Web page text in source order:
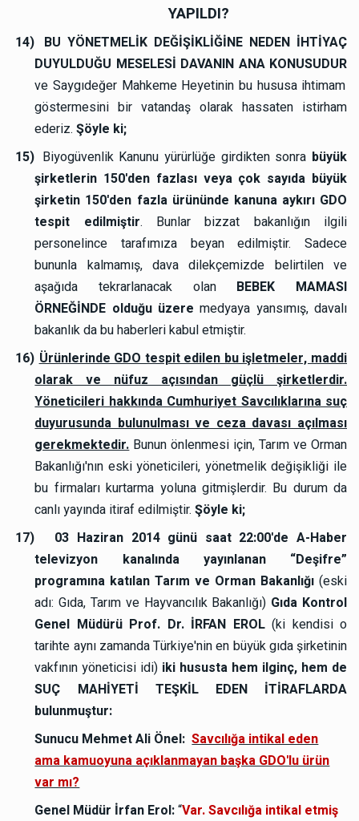
YAPILDI?
14) BU YÖNETMELİK DEĞİŞİKLİĞİNE NEDEN İHTİYAÇ
DUYULDUĞU MESELESİ DAVANIN ANA KONUSUDUR
ve Saygıdeğer Mahkeme Heyetinin bu hususa ihtimam
göstermesini bir vatandaş olarak hassaten istirham
ederiz.Şöyle ki;
15) Biyogüvenlik Kanunu yürürlüğe girdikten sonra büyük
şirketlerin 150'den fazlası veya çok sayıda büyük
şirketin 150'den fazla ürününde kanuna aykırı GDO
tespit edilmiştir. Bunlar bizzat bakanlığın ilgili
personelince tarafımıza beyan edilmiştir. Sadece
bununla kalmamış, dava dilekçemizde belirtilen ve
aşağıda tekrarlanacak olan BEBEK MAMASI
ÖRNEĞİNDE olduğu üzere medyaya yansımış, davalı
bakanlık da bu haberleri kabul etmiştir.
16) Ürünlerinde GDO tespit edilen bu işletmeler, maddi
olarak ve nüfuz açısından güçlü şirketlerdir.
Yöneticileri hakkında Cumhuriyet Savcılıklarına suç
duyurusunda bulunulması ve ceza davası açılması
gerekmektedir.Bunun önlenmesi için, Tarım ve Orman
Bakanlığı'nın eski yöneticileri, yönetmelik değişikliği ile
bu firmaları kurtarma yoluna gitmişlerdir. Bu durum da
canlı yayında itiraf edilmiştir.Şöyle ki;
17)
03 Haziran 2014 günü saat 22:00'de A-Haber
televizyon kanalında yayınlanan “Deşifre”
programına katılan Tarım ve Orman Bakanlığı (eski
adı: Gıda, Tarım ve Hayvancılık Bakanlığı) Gıda Kontrol
Genel Müdürü Prof. Dr. İRFAN EROL(ki kendisi o
tarihte aynı zamanda Türkiye'nin en büyük gıda şirketinin
vakfının yöneticisi idi) iki hususta hem ilginç, hem de
SUÇ MAHİYETİ TEŞKİL EDEN İTİRAFLARDA
bulunmuştur:
Sunucu Mehmet Ali Önel: Savcılığa intikal eden
ama kamuoyuna açıklanmayan başka GDO'lu ürün
var mı?
Genel Müdür İrfan Erol:“Var. Savcılığa intikal etmiş